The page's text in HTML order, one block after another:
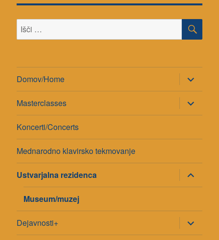
Išči:
Domov/Home razširi
pod-
meni
Masterclasses
razširi
pod-
meni
Koncerti/Concerts
Mednarodno klavirsko tekmovanje
Ustvarjalna rezidenca razširi
pod-
meni
Museum/muzej
Dejavnosti+ razširi
pod-
meni